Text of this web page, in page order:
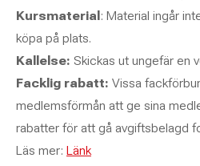
Kursmaterial: Material ingår
köpa på plats.
Kallelse: Skickas ut ungefär en
Facklig rabatt: Vissa
medlemsförmån att ge sina
rabatter för att gå avgiftsbelagd
Läs mer: Länk